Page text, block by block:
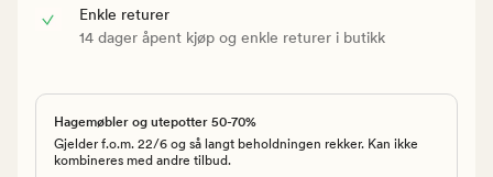
Enkle returer
14 dager åpent kjøp og enkle returer i butikk
Hagemøbler og utepotter 50-70%
Gjelder f.o.m. 22/6 og så langt beholdningen rekker. Kan ikke
kombineres med andre tilbud.